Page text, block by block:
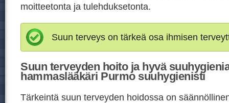
moitteetonta ja tulehduksetonta.
Suun terveys on tärkeä osa ihmisen
Suun terveyden hoito ja hyvä
hammaslääkäri Purmo suuhygienisti
Tärkeintä suun terveyden hoidossa on